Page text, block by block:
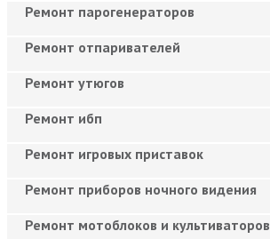
Ремонт парогенераторов
Ремонт отпаривателей
Ремонт утюгов
Ремонт ибп
Ремонт игровых приставок
Ремонт приборов ночного видения
Ремонт мотоблоков и культиваторов